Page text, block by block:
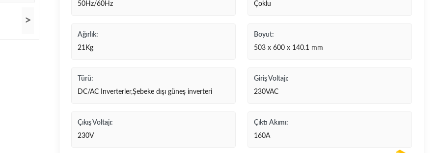
>
50Hz/60Hz
Çoklu
Ağırlık:
21Kg
Boyut:
503 x 600 x 140.1 mm
Türü:
DC/AC Inverterler,Şebeke dışı güneş inverteri
Giriş Voltajı:
230VAC
Çıkış Voltajı:
230V
Çıktı Akımı:
160A